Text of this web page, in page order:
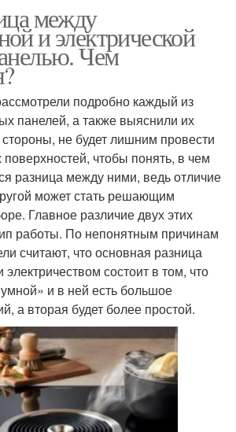
между
и электрической
Чем
подробно каждый из
панелей, а также выяснили их
не будет лишним провести
чтобы понять, в чем
разница между ними, ведь отличие
может стать решающим
Главное различие двух этих
работы. По непонятным причинам
считают, что основная разница
состоит в том, что
и в ней есть большое
а вторая будет более простой.